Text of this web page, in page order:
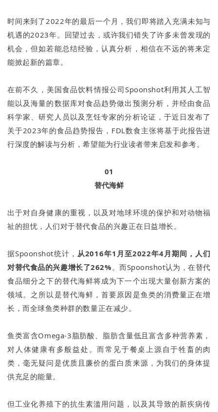
时间来到了2022年的最后一个月，我们即将踏入充满未知与
机遇的2023年。回望过去，或许我们错失了许多未曾发现的
机会，但如若能总结经验，认真分析，相信在不远的将来定
能掀起新的篇章。
在前不久，美国食品饮料情报公司Spoonshot利用其人工智
能以及海量的数据库对食品趋势做出预测分析，并经由食品
科学家、研究人员以及烹饪专家的分析论证，于近日发布了
关于2023年的食品趋势报告，FDL数食主张将基于此报告进
行深度的解读与分析，希望能为行业读者带来启发和参考。
01
替代海鲜
出于对自身健康的重视，以及对地球环境的保护和对动物福
祉的担忧，人们对于替代食品的兴趣正在日益增长。
据Spoonshot统计， 从2016年1月至2022年4月期间，人们
对替代食品的兴趣增长了262%。而Spoonshot认为，在替代
食品细分之下的替代海鲜将成为下一个出现大量创新方案的
领域。之所以是替代海鲜，首要原因是鱼类的消费量正在增
长，而全球鱼类种群的数量正在减少。
鱼类富含Omega-3脂肪酸、脂肪含量低且富含多种营养素，
对人体健康有多般益处。而常见于餐桌上源自于牲畜的肉
类，毫无疑问是优质且廉价的蛋白质来源，为我们的身体提
供充足的能量。
但工业化养殖下的抗生素滥用问题，以及其导致的新疾病传